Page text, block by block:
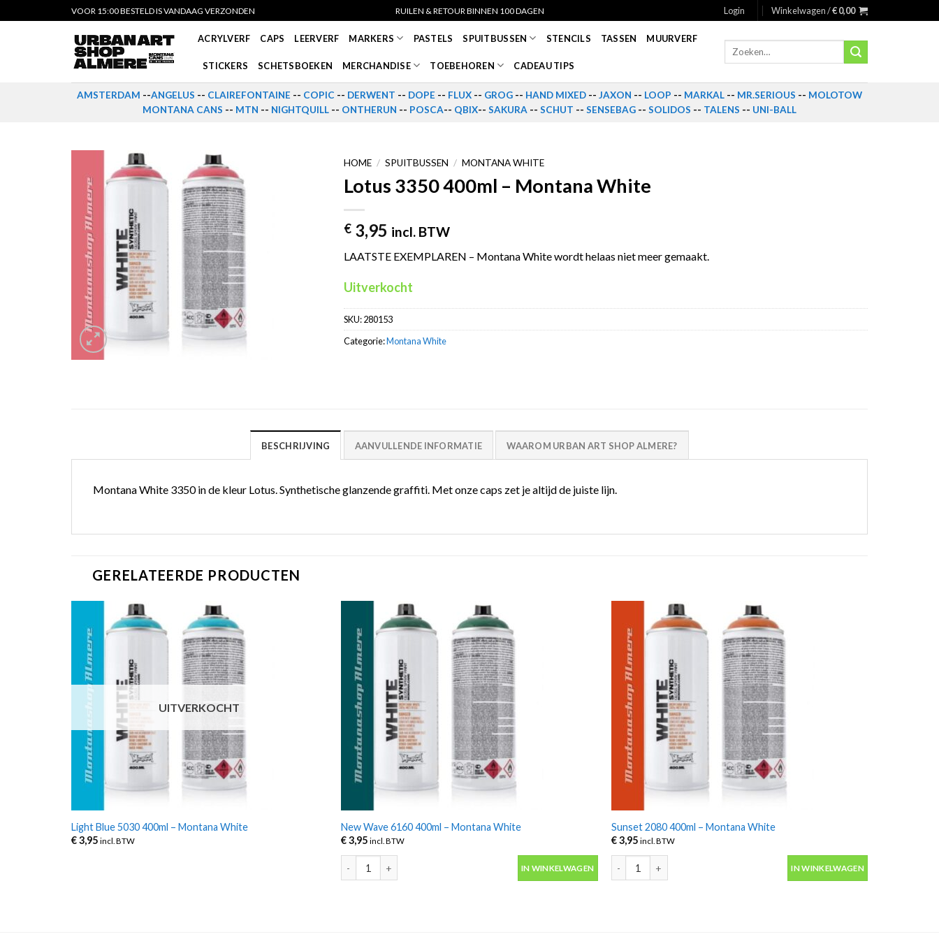
to
VOOR 15:00 BESTELD IS VANDAAG VERZONDEN RUILEN & RETOUR BINNEN 100 DAGEN Login Winkelwagen /€0,00
ACRYLVERF CAPS LEERVERF MARKERS PASTELS SPUITBUSSEN STENCILS TASSEN MUURVERF
STICKERS SCHETSBOEKEN MERCHANDISE TOEBEHOREN CADEAU TIPS
Zoeken
AMSTERDAM --ANGELUS -- CLAIREFONTAINE -- COPIC -- DERWENT -- DOPE -- FLUX -- GROG -- HAND MIXED -- JAXON -- LOOP -- MARKAL -- MR.SERIOUS -- MOLOTOW
MONTANA CANS -- MTN -- NIGHTQUILL -- ONTHERUN -- POSCA-- QBIX-- SAKURA -- SCHUT -- SENSEBAG -- SOLIDOS -- TALENS -- UNI-BALL
HOME / SPUITBUSSEN / MONTANA WHITE
Lotus 3350 400ml – Montana White
€ 3,95 incl. BTW
LAATSTE EXEMPLAREN – Montana White wordt helaas niet meer gemaakt.
Uitverkocht
SKU:280153
Categorie:Montana White
BESCHRIJVING AANVULLENDE INFORMATIE WAAROM URBAN ART SHOP ALMERE?
Montana White 3350 in de kleur Lotus. Synthetische glanzende graffiti. Met onze caps zet je altijd de juiste lijn.
GERELATEERDE PRODUCTEN
UITVERKOCHT
Light Blue 5030 400ml – Montana White
€3,95 incl. BTW
New Wave 6160 400ml – Montana White
€3,95 incl. BTW
IN WINKELWAGEN
Sunset 2080 400ml – Montana White
€3,95 incl. BTW
IN WINKELWAGEN